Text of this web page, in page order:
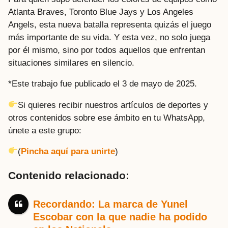
Atlanta Braves, Toronto Blue Jays y Los Angeles
Angels, esta nueva batalla representa quizás el juego
más importante de su vida. Y esta vez, no solo juega
por él mismo, sino por todos aquellos que enfrentan
situaciones similares en silencio.
*Este trabajo fue publicado el 3 de mayo de 2025.
Si quieres recibir nuestros artículos de deportes y
otros contenidos sobre ese ámbito en tu WhatsApp,
únete a este grupo:
(Pincha aquí para unirte)
Contenido relacionado:
Recordando: La marca de Yunel
Escobar con la que nadie ha podido